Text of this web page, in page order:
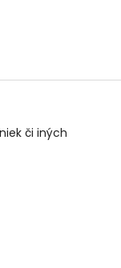
či iných